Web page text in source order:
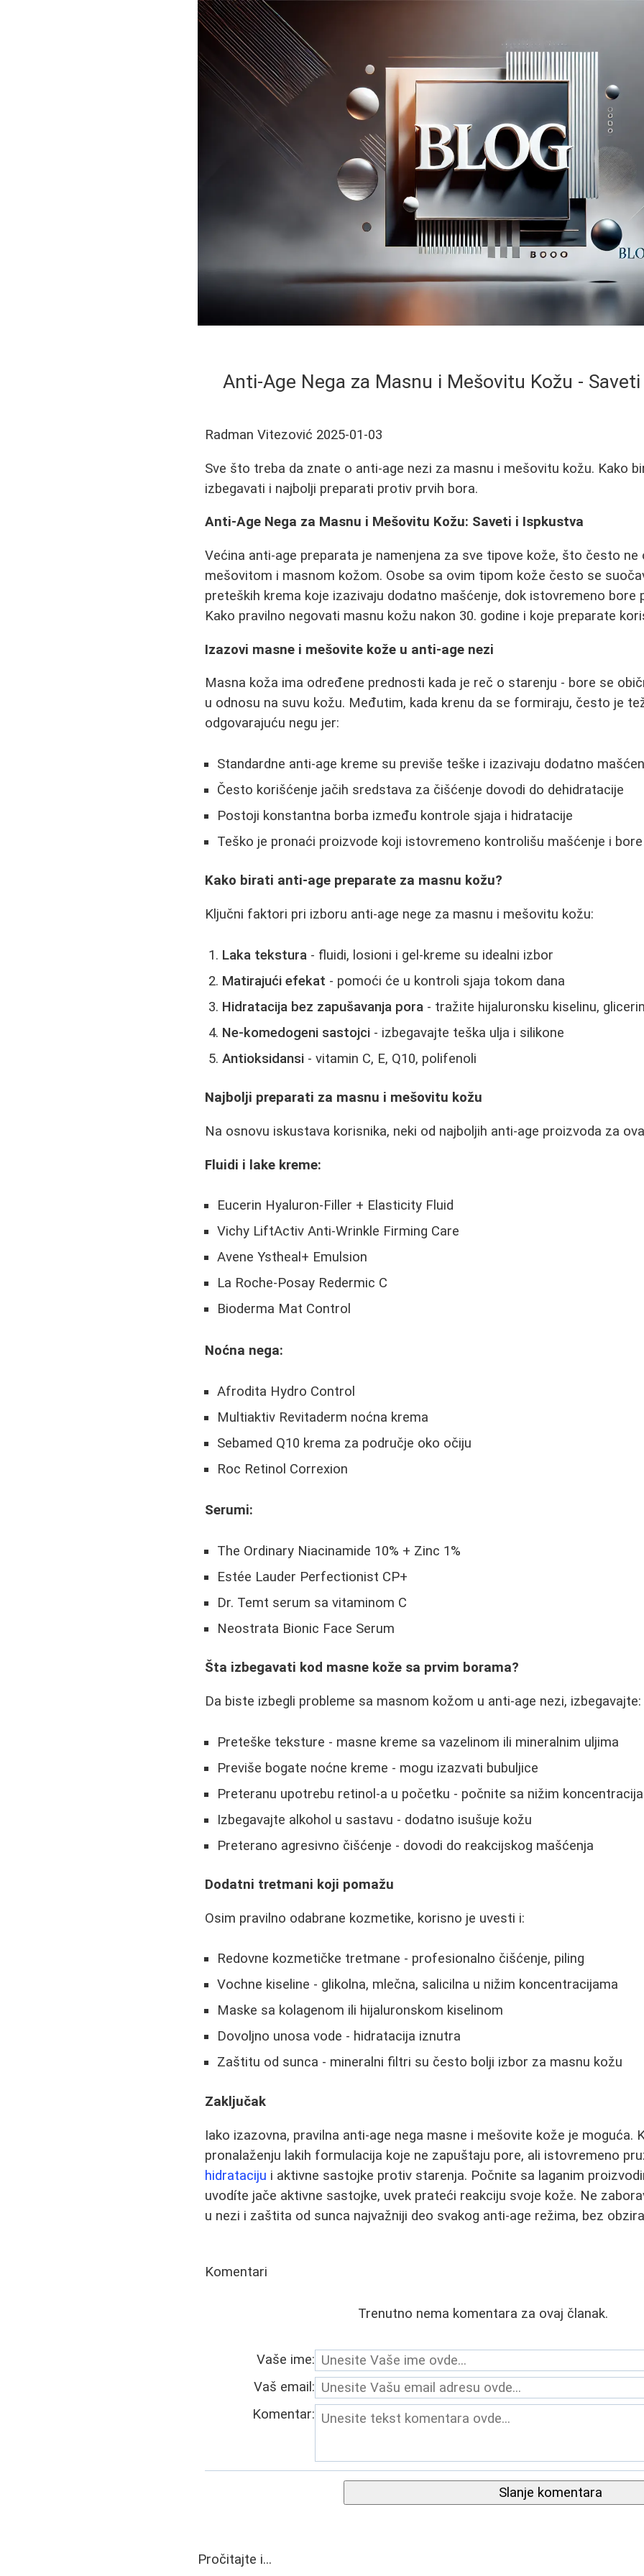
Anti-Age Nega za Masnu i Mešovitu Kožu -
Radman Vitezović 2025-01-03
Sve što treba da znate o anti-age nezi za masnu i mešovitu kožu. Kako
izbegavati i najbolji preparati protiv prvih bora.
Anti-Age Nega za Masnu i Mešovitu Kožu: Saveti i Ispkustva
Većina anti-age preparata je namenjena za sve tipove kože, što često ne
mešovitom i masnom kožom. Osobe sa ovim tipom kože često se
preteških krema koje izazivaju dodatno mašćenje, dok istovremeno bore
Kako pravilno negovati masnu kožu nakon 30. godine i koje preparate
Izazovi masne i mešovite kože u anti-age nezi
Masna koža ima određene prednosti kada je reč o starenju - bore se
u odnosu na suvu kožu. Međutim, kada krenu da se formiraju, često je
odgovarajuću negu jer:
Standardne anti-age kreme su previše teške i izazivaju dodatno
Često korišćenje jačih sredstava za čišćenje dovodi do dehidratacije
Postoji konstantna borba između kontrole sjaja i hidratacije
Teško je pronaći proizvode koji istovremeno kontrolišu mašćenje i bore
Kako birati anti-age preparate za masnu kožu?
Ključni faktori pri izboru anti-age nege za masnu i mešovitu kožu:
Laka tekstura - fluidi, losioni i gel-kreme su idealni izbor
Matirajući efekat - pomoći će u kontroli sjaja tokom dana
Hidratacija bez zapušavanja pora - tražite hijaluronsku kiselinu,
Ne-komedogeni sastojci - izbegavajte teška ulja i silikone
Antioksidansi - vitamin C, E, Q10, polifenoli
Najbolji preparati za masnu i mešovitu kožu
Na osnovu iskustava korisnika, neki od najboljih anti-age proizvoda za
Fluidi i lake kreme:
Eucerin Hyaluron-Filler + Elasticity Fluid
Vichy LiftActiv Anti-Wrinkle Firming Care
Avene Ystheal+ Emulsion
La Roche-Posay Redermic C
Bioderma Mat Control
Noćna negа:
Afrodita Hydro Control
Multiaktiv Revitaderm noćna krema
Sebamed Q10 krema za područje oko očiju
Roc Retinol Correxion
Serumi:
The Ordinary Niacinamide 10% + Zinc 1%
Estée Lauder Perfectionist CP+
Dr. Temt serum sa vitaminom C
Neostrata Bionic Face Serum
Šta izbegavati kod masne kože sa prvim borama?
Da biste izbegli probleme sa masnom kožom u anti-age nezi, izbegavajte:
Preteške teksture - masne kreme sa vazelinom ili mineralnim uljima
Previše bogate noćne kreme - mogu izazvati bubuljice
Preteranu upotrebu retinol-a u početku - počnite sa nižim
Izbegavajte alkohol u sastavu - dodatno isušuje kožu
Preterano agresivno čišćenje - dovodi do reakcijskog mašćenja
Dodatni tretmani koji pomažu
Osim pravilno odabrane kozmetike, korisno je uvesti i:
Redovne kozmetičke tretmane - profesionalno čišćenje, piling
Vochne kiseline - glikolna, mlečna, salicilna u nižim koncentracijama
Maskе sa kolagenom ili hijaluronskom kiselinom
Dovoljno unosa vode - hidratacija iznutra
Zaštitu od sunca - mineralni filtri su često bolji izbor za masnu kožu
Zaključak
Iako izazovna, pravilna anti-age nega masne i mešovite kože je moguća.
pronalaženju lakih formulacija koje ne zapuštaju pore, ali istovremeno
hidrataciju i aktivne sastojke protiv starenja. Počnite sa laganim
uvodíte jače aktivne sastojke, uvek prateći reakciju svoje kože. Ne
u nezi i zaštita od sunca najvažniji deo svakog anti-age režima, bez
Komentari
Trenutno nema komentara za ovaj članak.
Vaše ime:
Vaš email:
Komentar:
Slanje komentara
Pročitajte i...